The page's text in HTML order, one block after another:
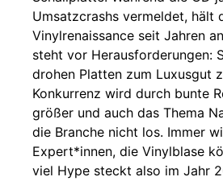
Umsatzcrashs vermeldet, hält
Vinylrenaissance seit Jahren
steht vor Herausforderungen:
drohen Platten zum Luxusgut
Konkurrenz wird durch bunte
größer und auch das Thema
die Branche nicht los. Immer
Expert*innen, die Vinylblase
viel Hype steckt also im Jahr